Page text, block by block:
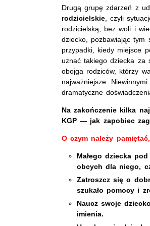
Drugą grupę zdarzeń z
rodzicielskie , czyli
rodzicielską, bez woli i
dziecko, pozbawiając tym
przypadki, kiedy miejsce
uznać takiego dziecka za
obojga rodziców, którzy
najważniejsze.
dramatyczne
Na zakończenie kilka
KGP — jak zapobiec
O czym należy
Małego dziecka
obcych dla niego,
Zatroszcz się o
szukało pomocy i
Naucz swoje
imienia.